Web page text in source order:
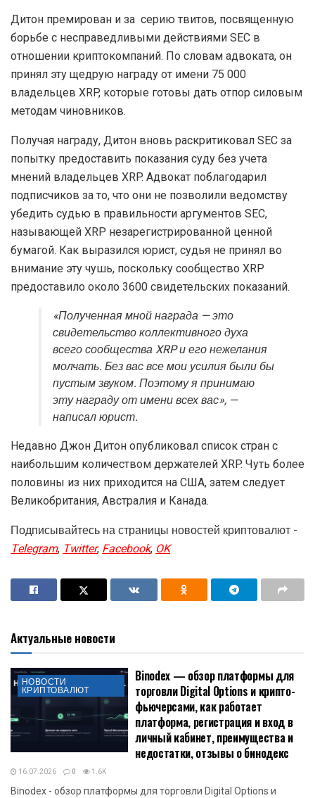
Дитон премирован и за серию твитов, посвященную
борьбе с несправедливыми действиями SEC в
отношении криптокомпаний. По словам адвоката, он
принял эту щедрую награду от имени 75 000
владельцев XRP, которые готовы дать отпор силовым
методам чиновников.
Получая награду, Дитон вновь раскритиковал SEC за
попытку предоставить показания суду без учета
мнений владельцев XRP. Адвокат поблагодарил
подписчиков за то, что они не позволили ведомству
убедить судью в правильности аргументов SEC,
называющей XRP незарегистрированной ценной
бумагой. Как выразился юрист, судья не принял во
внимание эту чушь, поскольку сообщество XRP
предоставило около 3600 свидетельских показаний.
«Полученная мной награда — это
свидетельство коллективного духа
всего сообщества XRP и его нежелания
молчать. Без вас все мои усилия были бы
пустым звуком. Поэтому я принимаю
эту награду от имени всех вас», —
написал юрист.
Недавно Джон Дитон опубликовал список стран с
наибольшим количеством держателей XRP. Чуть более
половины из них приходится на США, затем следует
Великобритания, Австралия и Канада.
Подписывайтесь на страницы новостей криптовалют -
Telegram, Twitter, Facebook, OK
Актуальные новости
НОВОСТИ
КРИПТОВАЛЮТ
Binodex — обзор платформы для
торговли Digital Options и крипто-
фьючерсами, как работает
платформа, регистрация и вход в
личный кабинет, преимущества и
недостатки, отзывы о бинодекс
16.07.2026 0 1.6K
Binodex - обзор платформы для торговли Digital Options и